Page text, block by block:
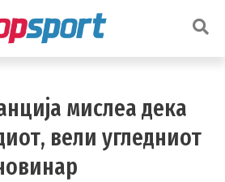
мислеа дека
вели угледниот